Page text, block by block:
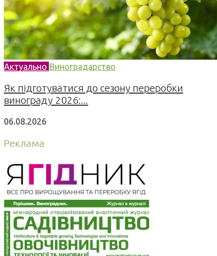
Актуально Виноградарство
Як підготуватися до сезону переробки
винограду 2026:...
06.08.2026
Реклама